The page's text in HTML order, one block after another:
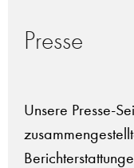
Presse
Unsere Presse-